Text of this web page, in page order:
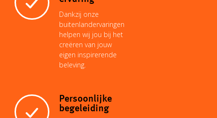
Dankzij onze
buitenlandervaringen
helpen wij jou bij het
creëren van jouw
eigen inspirerende
beleving.
Persoonlijke
begeleiding